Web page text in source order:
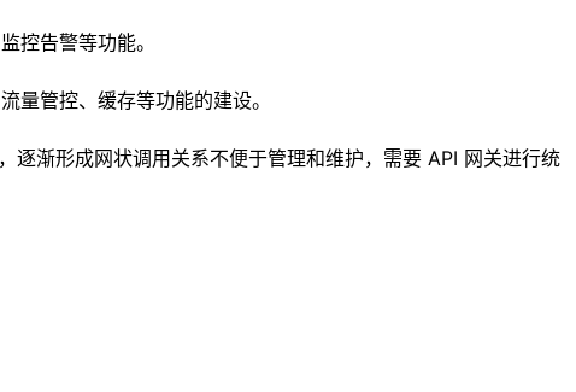
控告警等功能。
量管控、缓存等功能的建设。
逐渐形成网状调用关系不便于管理和维护，需要 API 网关进行统